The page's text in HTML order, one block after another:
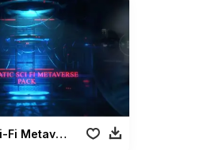
Filmisches Sci-Fi Metaverse Paket